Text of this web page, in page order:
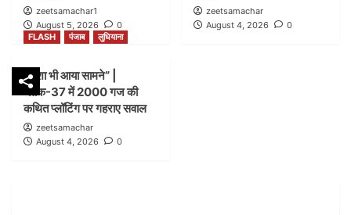
FLASH
पांवटा साहिब में ‘हिमाचल जोड़ो सदस्यता अभियान’ ने पकड़ी
रफ्तार, AAP ने लोगों से जुड़ने की अपील
4
FLASH
डम्मी निगम सदन लगाकर भाजपा का निगम प्रशासन पर हमला,
भेदभाव और भ्रष्टाचार के लगाए आरोप
zeetsamachar1
August 5, 2026
0
zeetsamachar
August 4, 2026
0
FLASH
पंजाब लुधियाना
नक्शा भी आया सामने” |
ब्लॉक-37 में 2000 गज की
कथित प्लॉटिंग पर गहराए सवाल
zeetsamachar
August 4, 2026
0